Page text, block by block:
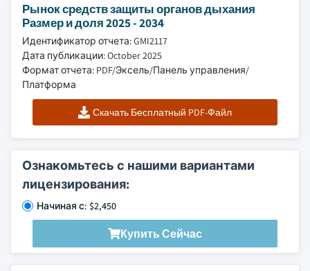
Рынок средств защиты органов дыхания
Размер и доля 2025 - 2034
Идентификатор отчета: GMI2117
Дата публикации: October 2025
Формат отчета: PDF/Эксель/Панель управления/
Платформа
Скачать Бесплатный PDF-Файл
Ознакомьтесь с нашими вариантами
лицензирования:
Начиная с: $2,450
Купить Сейчас